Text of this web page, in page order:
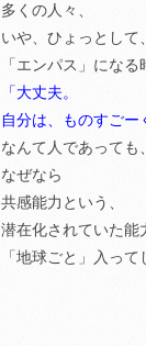
多くの人々、
いや、ひょっとして
「エンパス」にな
「大丈夫。
自分は、ものすごー
なんて人であっても
なぜなら
共感能力という、
潜在化されていた能
「地球ごと」入って